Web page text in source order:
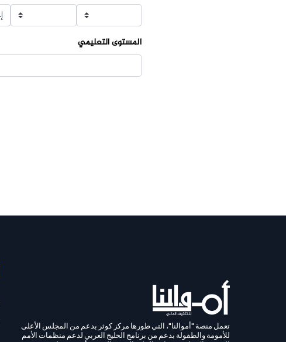
المستوى التعليمي
تعمل منصة "أموالنا"، التي طورها مركز كوثر بدعم من المجلس الأعلى
للأمومة والطفولة بدعم من برنامج الخليج العربي لدعم منظمات الأمم